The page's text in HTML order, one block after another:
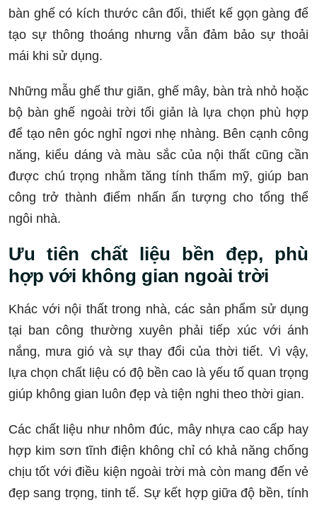
bàn ghế có kích thước cân đối, thiết kế gọn gàng để
tạo sự thông thoáng nhưng vẫn đảm bảo sự thoải
mái khi sử dụng.
Những mẫu ghế thư giãn, ghế mây, bàn trà nhỏ hoặc
bộ bàn ghế ngoài trời tối giản là lựa chọn phù hợp
để tạo nên góc nghỉ ngơi nhẹ nhàng. Bên cạnh công
năng, kiểu dáng và màu sắc của nội thất cũng cần
được chú trọng nhằm tăng tính thẩm mỹ, giúp ban
công trở thành điểm nhấn ấn tượng cho tổng thể
ngôi nhà.
Ưu tiên chất liệu bền đẹp, phù
hợp với không gian ngoài trời
Khác với nội thất trong nhà, các sản phẩm sử dụng
tại ban công thường xuyên phải tiếp xúc với ánh
nắng, mưa gió và sự thay đổi của thời tiết. Vì vậy,
lựa chọn chất liệu có độ bền cao là yếu tố quan trọng
giúp không gian luôn đẹp và tiện nghi theo thời gian.
Các chất liệu như nhôm đúc, mây nhựa cao cấp hay
hợp kim sơn tĩnh điện không chỉ có khả năng chống
chịu tốt với điều kiện ngoài trời mà còn mang đến vẻ
đẹp sang trọng, tinh tế. Sự kết hợp giữa độ bền, tính